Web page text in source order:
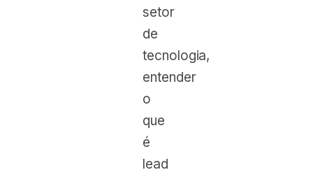
setor
de
tecnologia,
entender
o
que
é
lead